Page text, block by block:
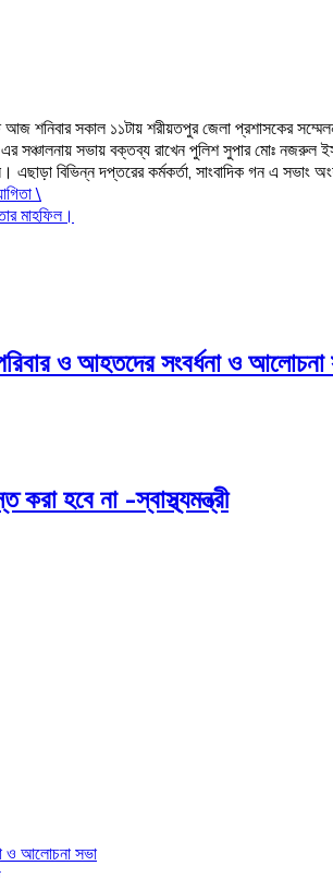
আজ শনিবার সকাল ১১টায় শরীয়তপুর জেলা
সভায় বক্তব্য রাখেন পুলিশ সুপার মোঃ নজরুল
এছাড়া বিভিন্ন দপ্তরের কর্মকর্তা, সাংবাদিক গন এ সভাং
\
মাহফিল।
ও আহতদের সংবর্ধনা ও আলোচনা
হবে না -স্বাস্থ্যমন্ত্রী
ও আলোচনা সভা